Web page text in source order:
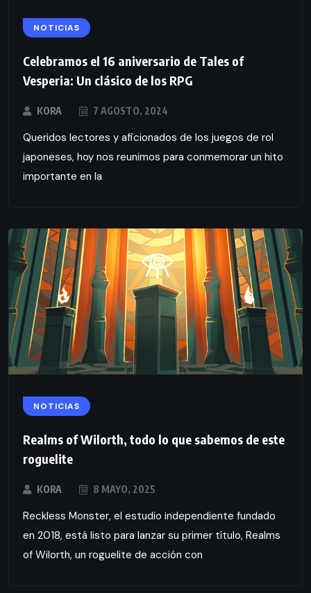
NOTICIAS
Celebramos el 16 aniversario de Tales of
Vesperia: Un clásico de los RPG
KORA 7 AGOSTO, 2024
Queridos lectores y aficionados de los juegos de rol
japoneses, hoy nos reunimos para conmemorar un hito
importante en la
NOTICIAS
Realms of Wilorth, todo lo que sabemos de este
roguelite
KORA 8 MAYO, 2025
Reckless Monster, el estudio independiente fundado
en 2018, está listo para lanzar su primer título, Realms
of Wilorth, un roguelite de acción con